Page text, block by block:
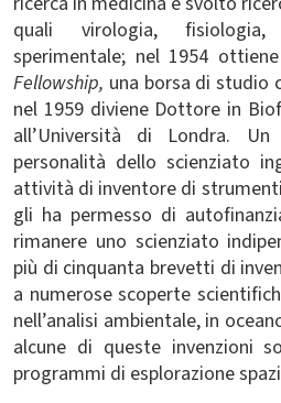
quali virologia, fisiologia,
sperimentale; nel 1954
Fellowship, una borsa di studio
nel 1959 diviene Dottore in
all’Università di Londra.
personalità dello scienziato
attività di inventore di
gli ha permesso di
rimanere uno scienziato
più di cinquanta brevetti di
a numerose scoperte
nell’analisi ambientale, in
alcune di queste invenzioni
programmi di esplorazione